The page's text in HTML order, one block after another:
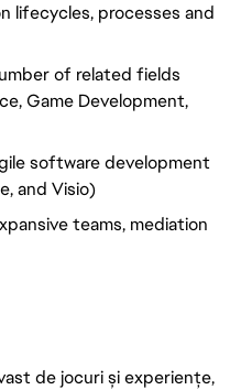
lifecycles, processes and
of related fields
Game Development,
software development
and Visio)
teams, mediation
de jocuri și experiențe,